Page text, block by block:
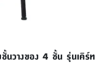
นวางของ 4 ชั้น รุ่นเคิร์ท